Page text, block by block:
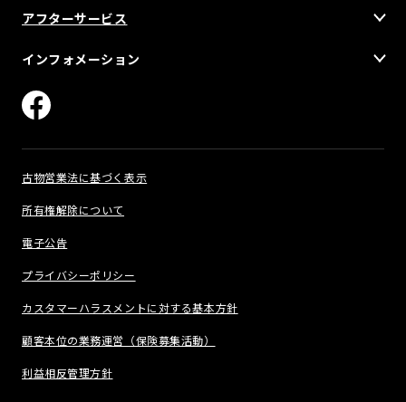
アフターサービス
インフォメーション
古物営業法に基づく表示
所有権解除について
電子公告
プライバシーポリシー
カスタマーハラスメントに対する基本方針
顧客本位の業務運営（保険募集活動）
利益相反管理方針